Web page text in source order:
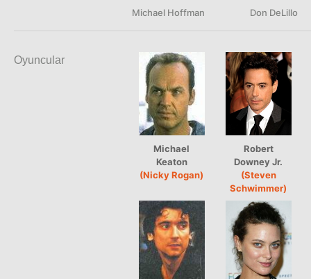
Michael Hoffman Don DeLillo
Oyuncular
Michael
Keaton
(Nicky Rogan)
Robert
Downey Jr.
(Steven
Schwimmer)